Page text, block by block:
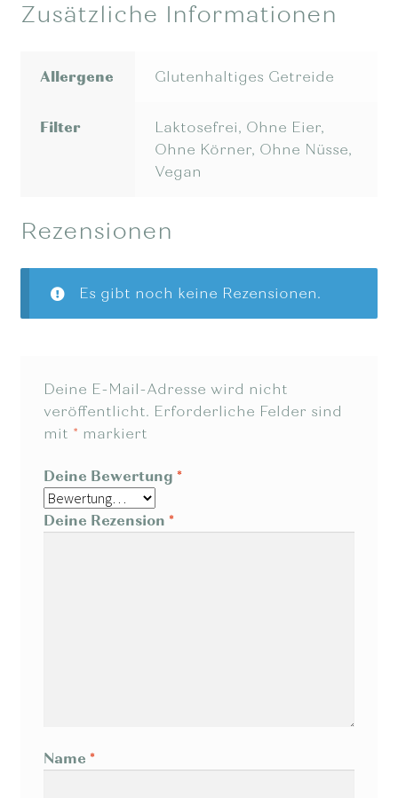
Zusätzliche Informationen
Allergene Glutenhaltiges Getreide
Filter
Laktosefrei, Ohne Eier,
Ohne Körner, Ohne Nüsse,
Vegan
Rezensionen
Es gibt noch keine Rezensionen.
Deine E-Mail-Adresse wird nicht
veröffentlicht. Erforderliche Felder sind
mit * markiert
Deine Bewertung *
Deine Rezension *
Name *